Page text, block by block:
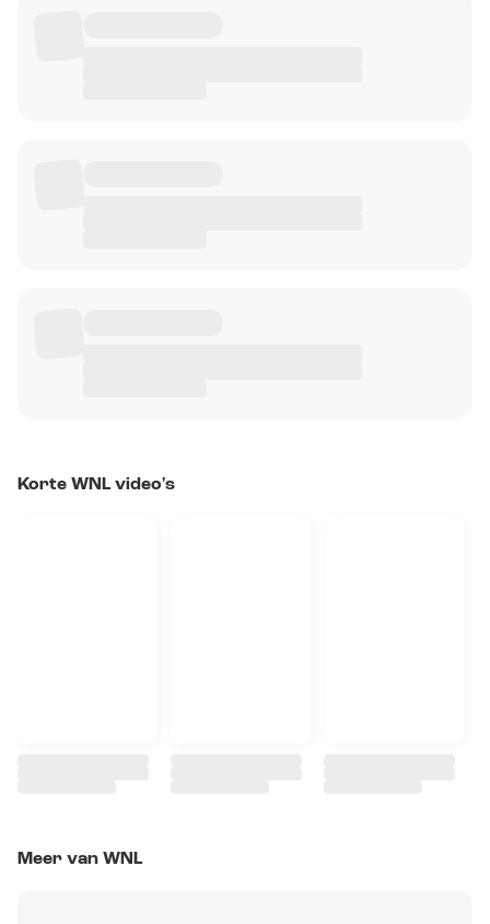
Korte WNL video's
Meer van WNL